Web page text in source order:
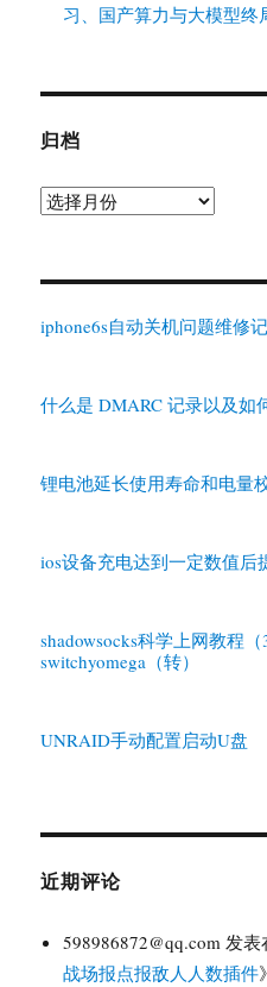
习、国产算力与大模型终
归档
归
iphone6s自动关机问题维修
什么是 DMARC 记录以及如
锂电池延长使用寿命和电量
ios设备充电达到一定数值后
shadowsocks科学上网教程
switchyomega（转）
UNRAID手动配置启动U盘
近期评论
598986872@qq.com 发表
战场报点报敌人人数插件》